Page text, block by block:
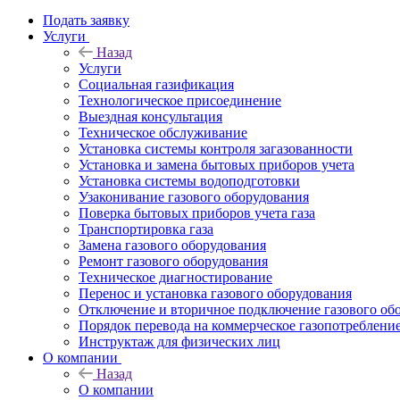
Подать заявку
Услуги
Назад
Услуги
Социальная газификация
Технологическое присоединение
Выездная консультация
Техническое обслуживание
Установка системы контроля загазованности
Установка и замена бытовых приборов учета
Установка системы водоподготовки
Узаконивание газового оборудования
Поверка бытовых приборов учета газа
Транспортировка газа
Замена газового оборудования
Ремонт газового оборудования
Техническое диагностирование
Перенос и установка газового оборудования
Отключение и вторичное подключение газового
Порядок перевода на коммерческое
Инструктаж для физических лиц
О компании
Назад
О компании